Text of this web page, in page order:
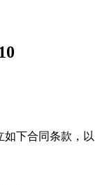
如下合同条款，以